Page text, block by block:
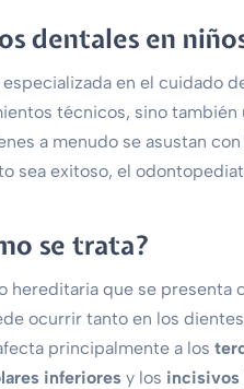
dentales en
en el cuidado
técnicos, sino también
a menudo se asustan
sea exitoso, el
se trata?
hereditaria que se presenta
ocurrir tanto en los dientes
principalmente a los
inferioresy los incisivos